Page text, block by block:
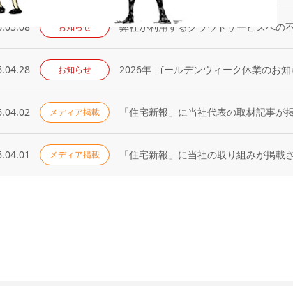
お知らせ 弊社が利用するクラウドサービスへの
お知らせ 2026年 ゴールデンウィーク休業のお
メディア掲載 「住宅新報」に当社代表の取材記事が
メディア掲載 「住宅新報」に当社の取り組みが掲載